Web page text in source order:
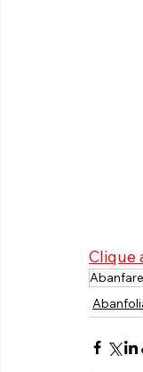
Clique
Abanfare